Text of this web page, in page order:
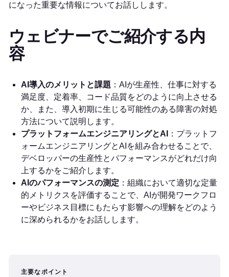
になった重要な情報についてお話しします。
ウェビナーでご紹介する内
容
AI導入のメリットと課題 ：AIが生産性、仕事に対する
満足度、定着率、コード品質をどのように向上させる
か、また、導入初期に生じる可能性のある障害の対処
方法について説明します。
プラットフォームエンジニアリングとAI
：プラットフ
ォームエンジニアリングとAIを組み合わせることで、
デベロッパーの生産性とパフォーマンスがどれだけ向
上するかをご紹介します。
AIのパフォーマンスの測定 ：組織において適切な定量
的メトリクスを評価することで、AIが開発ワークフロ
ーやビジネス目標にもたらす影響への理解をどのよう
に深められるかをお話しします。
主要なポイント